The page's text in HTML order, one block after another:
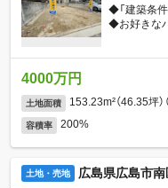
◆「建築条件
◆お好きな
4000万円
土地面積 153.23m²（46.35坪）
容積率 200%
土地・売地 広島県広島市